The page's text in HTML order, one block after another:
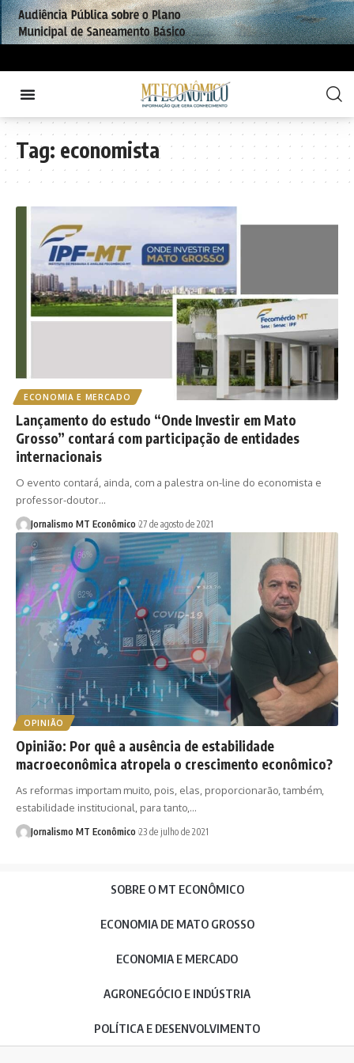
Tag: economista
ECONOMIA E MERCADO
Lançamento do estudo “Onde Investir em Mato
Grosso” contará com participação de entidades
internacionais
O evento contará, ainda, com a palestra on-line do economista e
professor-doutor…
Jornalismo MT Econômico 27 de agosto de 2021
OPINIÃO
Opinião: Por quê a ausência de estabilidade
macroeconômica atropela o crescimento econômico?
As reformas importam muito, pois, elas, proporcionarão, também,
estabilidade institucional, para tanto,…
Jornalismo MT Econômico 23 de julho de 2021
SOBRE O MT ECONÔMICO
ECONOMIA DE MATO GROSSO
ECONOMIA E MERCADO
AGRONEGÓCIO E INDÚSTRIA
POLÍTICA E DESENVOLVIMENTO